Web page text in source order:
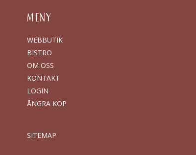
MENY
WEBBUTIK
BISTRO
OM OSS
KONTAKT
LOGIN
ÅNGRA KÖP
SITEMAP